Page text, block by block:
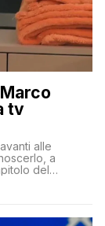
tv
alle
a
del